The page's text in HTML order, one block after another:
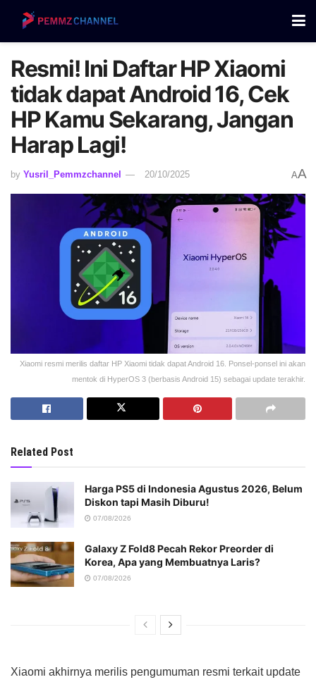
Resmi! Ini Daftar HP Xiaomi
tidak dapat Android 16, Cek
HP Kamu Sekarang, Jangan
Harap Lagi!
by Yusril_Pemmzchannel 20/10/2025 AA
Xiaomi resmi merilis daftar HP Xiaomi tidak dapat Android 16. Ponsel-ponsel ini akan
mentok di HyperOS 3 (berbasis Android 15) sebagai update terakhir.
Related Post
Harga PS5 di Indonesia Agustus 2026, Belum
Diskon tapi Masih Diburu!
07/08/2026
Galaxy Z Fold8 Pecah Rekor Preorder di
Korea, Apa yang Membuatnya Laris?
07/08/2026
Xiaomi akhirnya merilis pengumuman resmi terkait update